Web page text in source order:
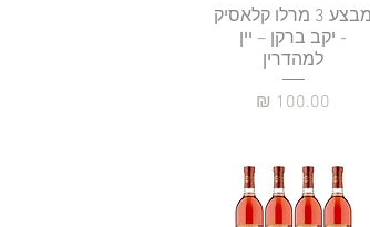
תצוגה מהירה
מבצע 3 מרלו קלאסיק
- יקב ברקן – יין
למהדרין
מחיר